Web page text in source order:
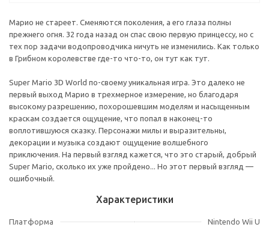
Марио не стареет. Сменяются поколения, а его глаза полны
прежнего огня. 32 года назад он спас свою первую принцессу, но с
тех пор задачи водопроводчика ничуть не изменились. Как только
в Грибном королевстве где-то что-то, он тут как тут.
Super Mario 3D World по-своему уникальная игра. Это далеко не
первый выход Марио в трехмерное измерение, но благодаря
высокому разрешению, похорошевшим моделям и насыщенным
краскам создается ощущение, что попал в наконец-то
воплотившуюся сказку. Персонажи милы и выразительны,
декорации и музыка создают ощущение волшебного
приключения. На первый взгляд кажется, что это старый, добрый
Super Mario, сколько их уже пройдено... Но этот первый взгляд —
ошибочный.
Характеристики
Платформа Nintendo Wii U